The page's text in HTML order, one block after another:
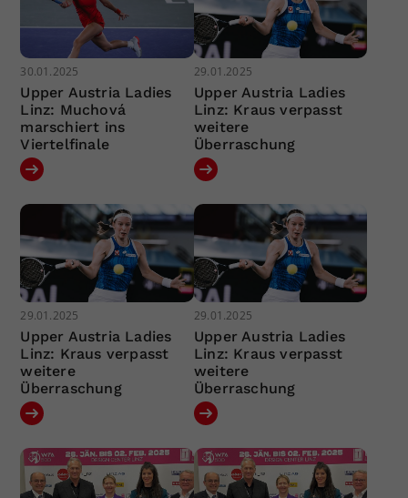
30.01.2025
Upper Austria Ladies
Linz: Muchová
marschiert ins
Viertelfinale
29.01.2025
Upper Austria Ladies
Linz: Kraus verpasst
weitere
Überraschung
29.01.2025
Upper Austria Ladies
Linz: Kraus verpasst
weitere
Überraschung
29.01.2025
Upper Austria Ladies
Linz: Kraus verpasst
weitere
Überraschung